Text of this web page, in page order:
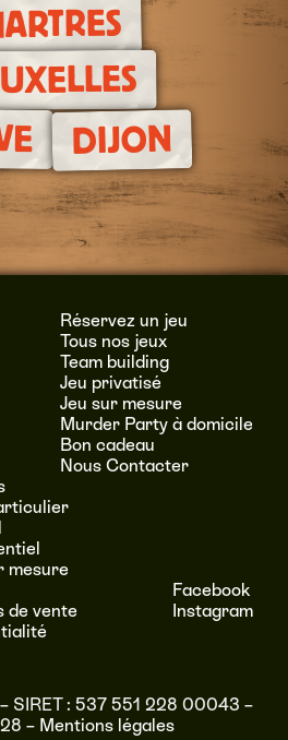
DIJON
RÉSERVER
Réservez un jeu
Tous nos jeux
Team building
Jeu privatisé
Jeu sur mesure
Murder Party à domicile
Bon cadeau
Nous Contacter
mesure
de vente
Facebook
Instagram
SIRET : 537 551 228 00043 –
– Mentions légales